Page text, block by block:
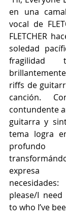
en una
vocal de
FLETCHER
soledad
fragilidad
riffs de
canción.
contundente
guitarra y
tema logra
profundo
expresa
please/I
to who I’ve